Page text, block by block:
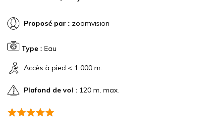
Proposé par : zoomvision
Type : Eau
Accès à pied < 1 000 m.
Plafond de vol : 120 m. max.